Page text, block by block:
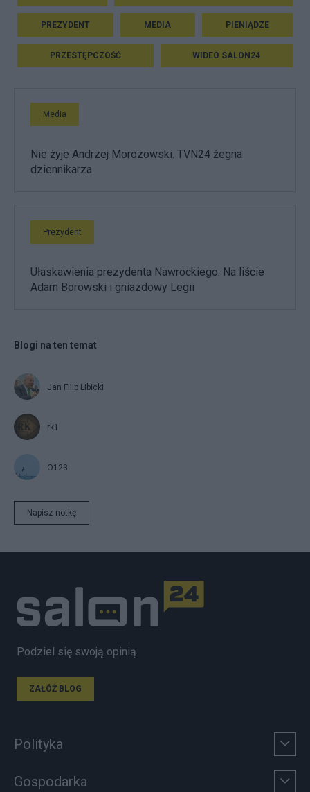
PREZYDENT MEDIA PIENIĄDZE
PRZESTĘPCZOŚĆ WIDEO SALON24
Media
Nie żyje Andrzej Morozowski. TVN24 żegna
dziennikarza
Prezydent
Ułaskawienia prezydenta Nawrockiego. Na liście
Adam Borowski i gniazdowy Legii
Blogi na ten temat
Jan Filip Libicki
rk1
O123
Napisz notkę
Podziel się swoją opinią
ZAŁÓŻ BLOG
Polityka
Gospodarka